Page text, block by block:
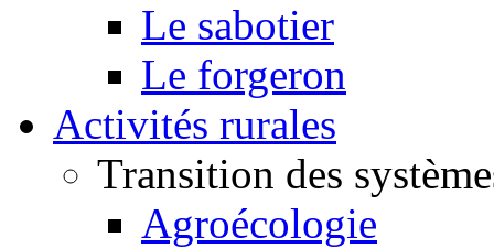
Le sabotier
Le forgeron
Activités rurales
Transition des
Agroécologie